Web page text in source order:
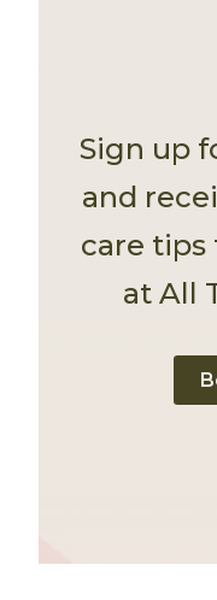
Sign up
and
care
at All